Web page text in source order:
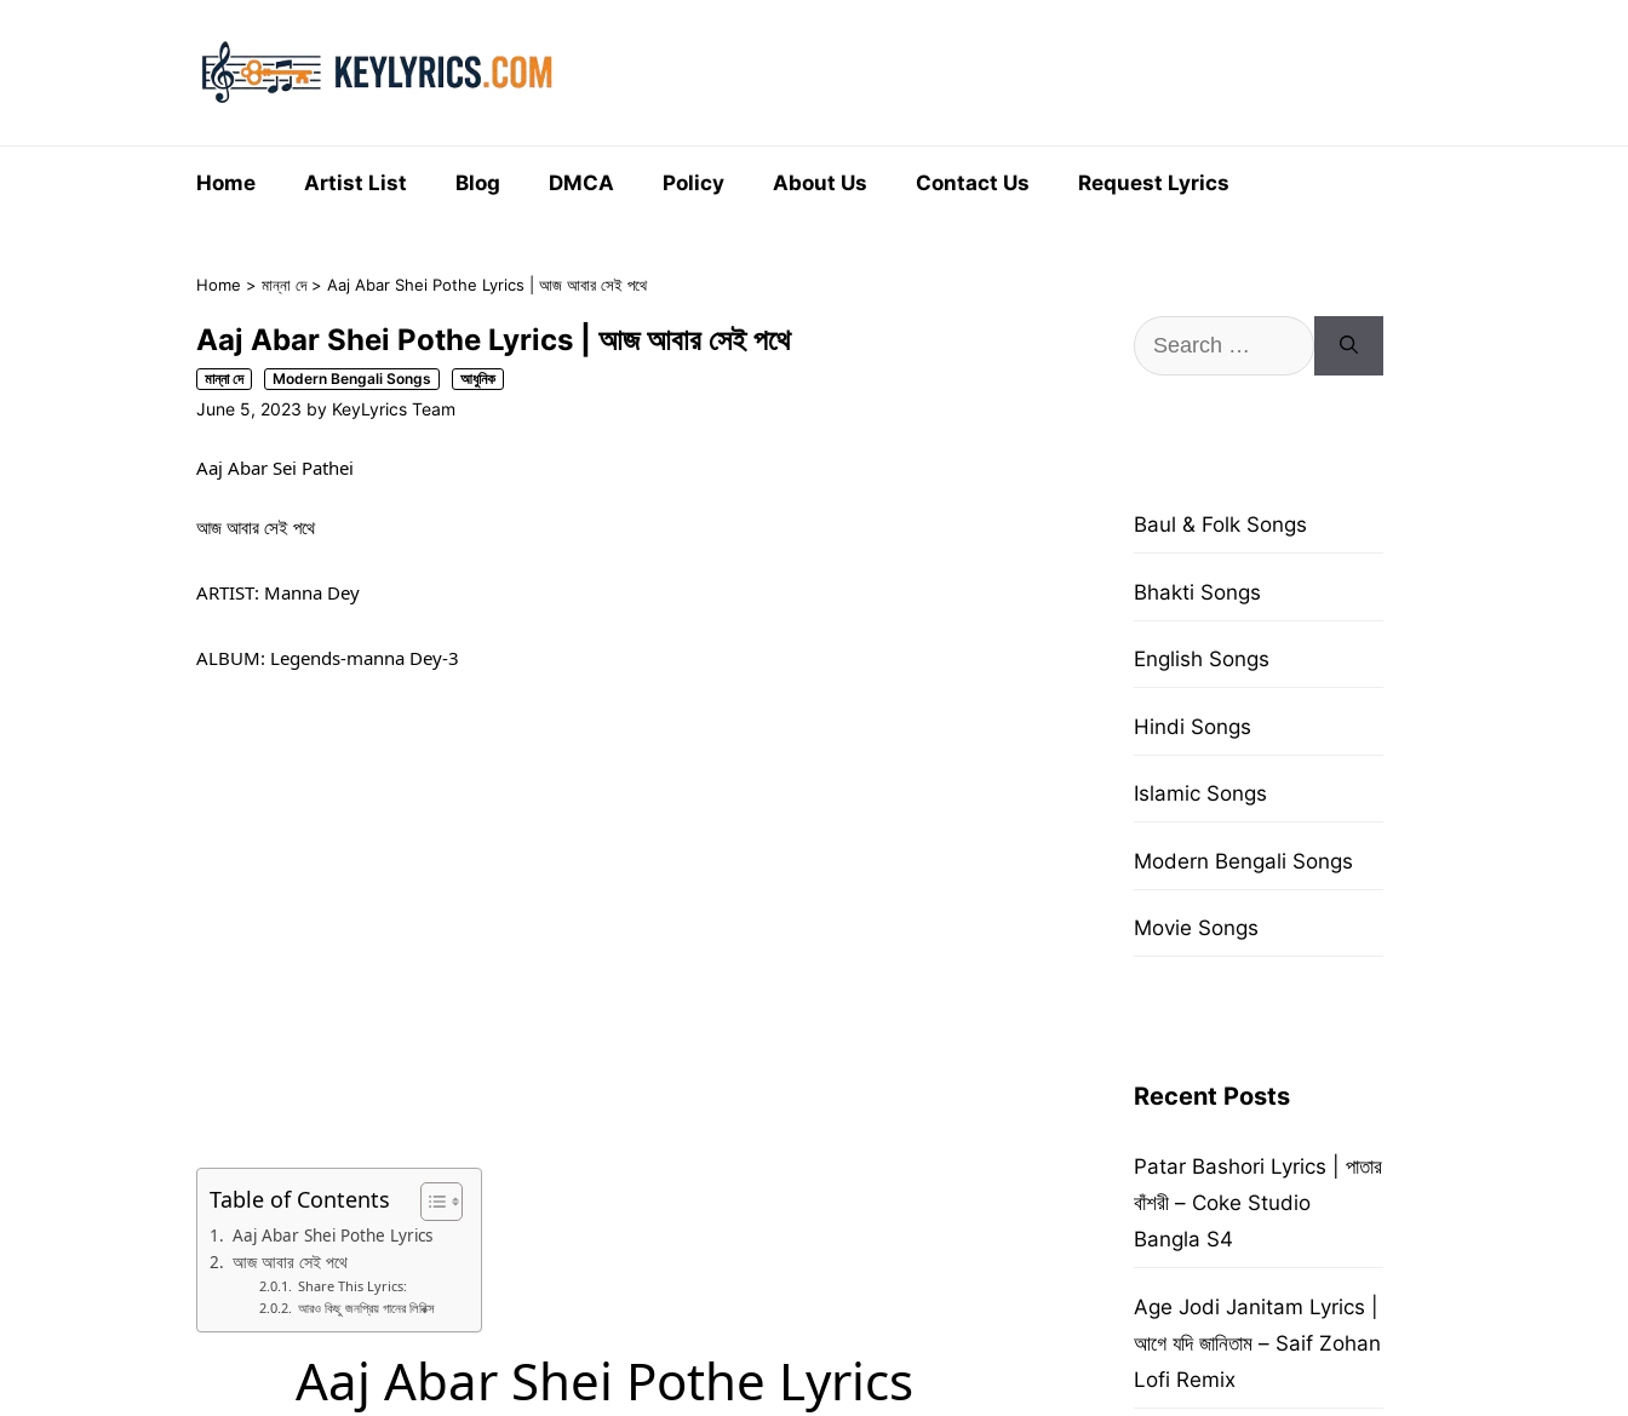
Home Artist List Blog DMCA Policy About Us Contact Us Request Lyrics
Home > মান্না দে> Aaj Abar Shei Pothe Lyrics | আজ আবার সেই পথে
Aaj Abar Shei Pothe Lyrics | আজ আবার সেই পথে
মান্না দে Modern Bengali Songs আধুনিক
June 5, 2023 by KeyLyrics Team
Aaj Abar Sei Pathei
আজ আবার সেই পথে
ARTIST: Manna Dey
ALBUM: Legends-manna Dey-3
Table of Contents
Aaj Abar Shei Pothe Lyrics
আজ আবার সেই পথে
Share This Lyrics:
আরও কিছু জনপ্রিয় গানের লিরিক্স
Aaj Abar Shei Pothe Lyrics
Search
for:
Baul & Folk Songs
Bhakti Songs
English Songs
Hindi Songs
Islamic Songs
Modern Bengali Songs
Movie Songs
Recent Posts
Patar Bashori Lyrics | পাতার
বাঁশরী – Coke Studio
Bangla S4
Age Jodi Janitam Lyrics |
আগে যদি জানিতাম – Saif Zohan
Lofi Remix